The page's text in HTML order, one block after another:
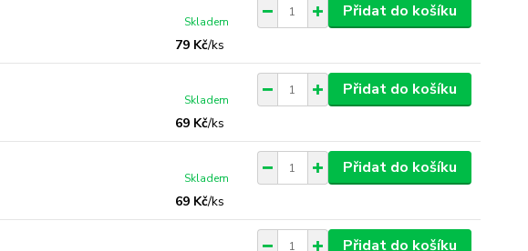
79 Kč/ks
Skladem
Přidat do košíku
69 Kč/ks
Skladem
Přidat do košíku
69 Kč/ks
Skladem
Přidat do košíku
Přidat do košíku